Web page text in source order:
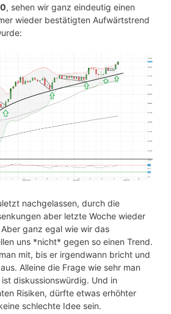
, sehen wir ganz eindeutig einen
wieder bestätigten Aufwärtstrend
nachgelassen, durch die
aber letzte Woche wieder
ganz egal wie wir das
uns *nicht* gegen so einen Trend.
mit, bis er irgendwann bricht und
Alleine die Frage wie sehr man
diskussionswürdig. Und in
Risiken, dürfte etwas erhöhter
schlechte Idee sein.